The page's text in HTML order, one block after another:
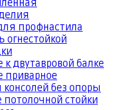
профнастила
огнестойкой
к двутавровой балке
приварное
без опоры
потолочной стойки